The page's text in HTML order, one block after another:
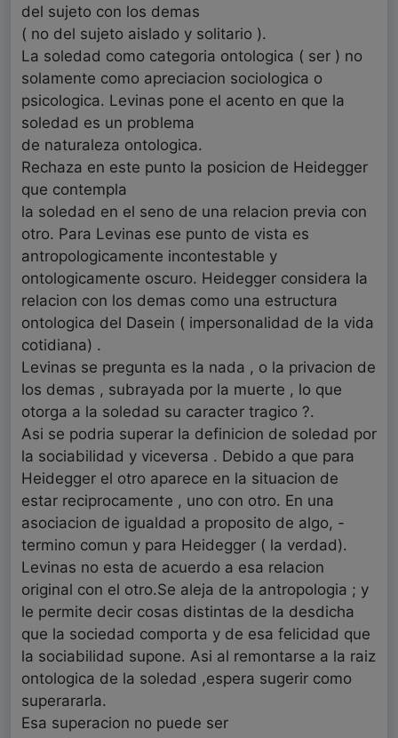
del sujeto con los demas
( no del sujeto aislado y solitario ).
La soledad como categoria ontologica ( ser ) no
solamente como apreciacion sociologica o
psicologica. Levinas pone el acento en que la
soledad es un problema
de naturaleza ontologica.
Rechaza en este punto la posicion de Heidegger
que contempla
la soledad en el seno de una relacion previa con
otro. Para Levinas ese punto de vista es
antropologicamente incontestable y
ontologicamente oscuro. Heidegger considera la
relacion con los demas como una estructura
ontologica del Dasein ( impersonalidad de la vida
cotidiana) .
Levinas se pregunta es la nada , o la privacion de
los demas , subrayada por la muerte , lo que
otorga a la soledad su caracter tragico ?.
Asi se podria superar la definicion de soledad por
la sociabilidad y viceversa . Debido a que para
Heidegger el otro aparece en la situacion de
estar reciprocamente , uno con otro. En una
asociacion de igualdad a proposito de algo, -
termino comun y para Heidegger ( la verdad).
Levinas no esta de acuerdo a esa relacion
original con el otro.Se aleja de la antropologia ; y
le permite decir cosas distintas de la desdicha
que la sociedad comporta y de esa felicidad que
la sociabilidad supone. Asi al remontarse a la raiz
ontologica de la soledad ,espera sugerir como
superararla.
Esa superacion no puede ser